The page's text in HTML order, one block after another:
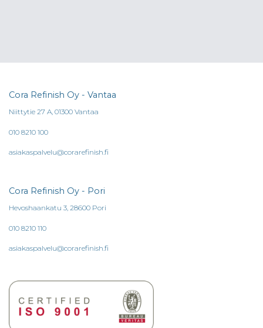
Cora Refinish Oy - Vantaa
Niittytie 27 A, 01300 Vantaa
010 8210 100
asiakaspalvelu@corarefinish.fi
Cora Refinish Oy - Pori
Hevoshaankatu 3, 28600 Pori
010 8210 110
asiakaspalvelu@corarefinish.fi